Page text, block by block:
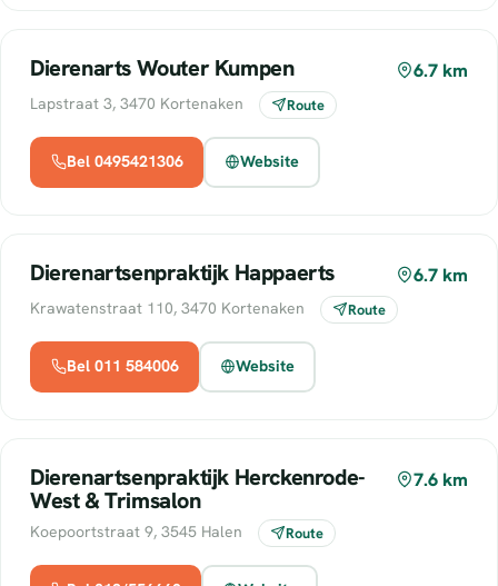
Dierenarts Wouter Kumpen 6.7 km
Lapstraat 3, 3470 Kortenaken Route
Bel 0495421306 Website
Dierenartsenpraktijk Happaerts 6.7 km
Krawatenstraat 110, 3470 Kortenaken Route
Bel 011 584006 Website
Dierenartsenpraktijk Herckenrode-
West & Trimsalon
7.6 km
Koepoortstraat 9, 3545 Halen Route